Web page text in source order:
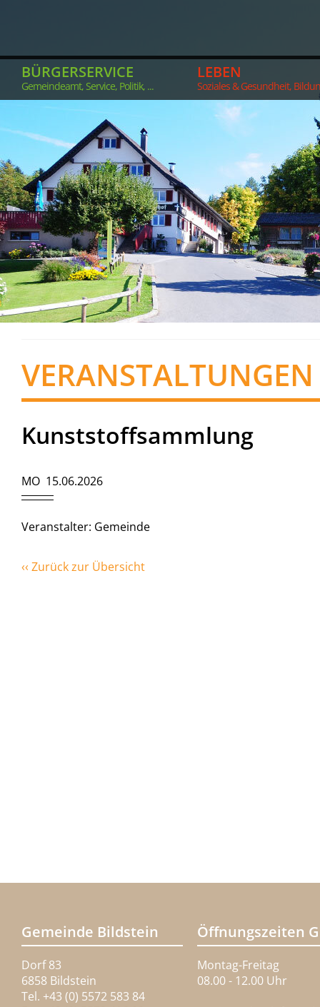
BÜRGERSERVICE
Gemeindeamt, Service, Politik, ...
LEBEN
Soziales & Gesundheit,
VERANSTALTUNGEN
Kunststoffsammlung
MO 15.06.2026
Veranstalter: Gemeinde
‹‹ Zurück zur Übersicht
Gemeinde Bildstein
Dorf 83
6858 Bildstein
Tel. +43 (0) 5572 583 84
Öffnungszeiten
Montag-Freitag
08.00 - 12.00 Uhr